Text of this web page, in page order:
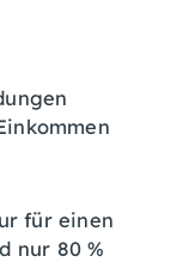
für einen
nur 80 %